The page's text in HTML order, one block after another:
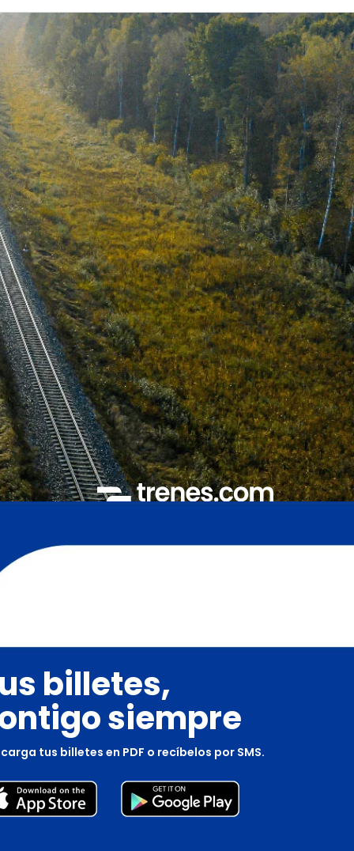
billetes,
siempre
tus billetes en PDF o recíbelos por SMS.